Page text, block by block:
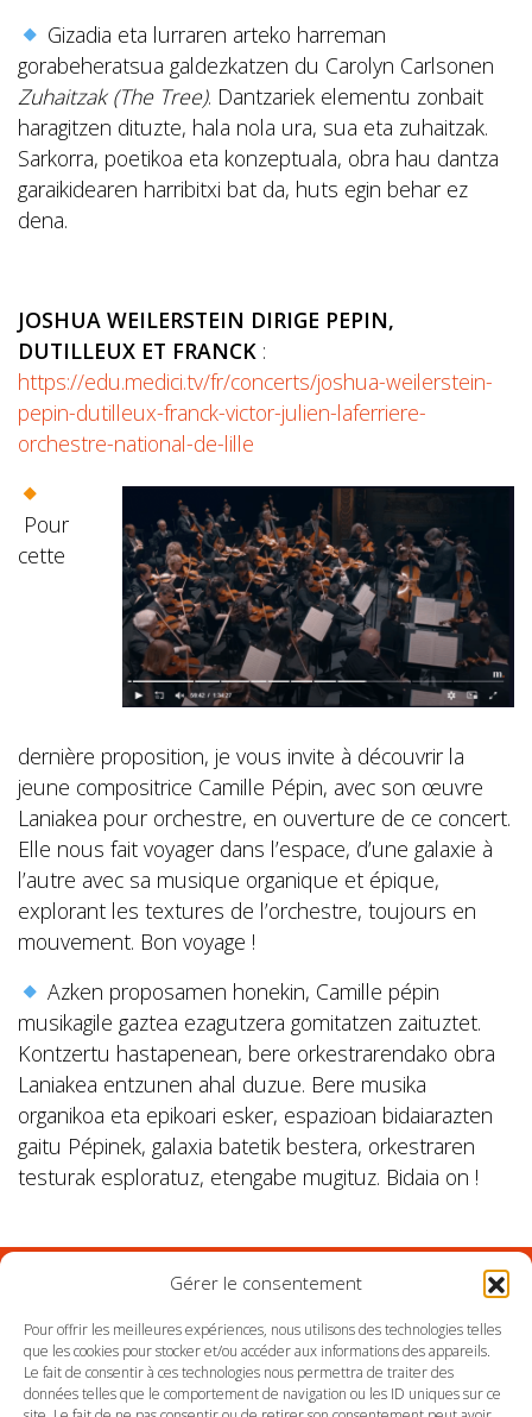
Gérer le consentement
Pour offrir les meilleures expériences, nous utilisons des technologies telles
que les cookies pour stocker et/ou accéder aux informations des appareils.
Le fait de consentir à ces technologies nous permettra de traiter des
données telles que le comportement de navigation ou les ID uniques sur ce
Gizadia eta lurraren arteko harreman
gorabeheratsua galdezkatzen du Carolyn Carlsonen
Zuhaitzak (The Tree). Dantzariek elementu zonbait
haragitzen dituzte, hala nola ura, sua eta zuhaitzak.
Sarkorra, poetikoa eta konzeptuala, obra hau dantza
garaikidearen harribitxi bat da, huts egin behar ez
dena.
JOSHUA WEILERSTEIN DIRIGE PEPIN,
DUTILLEUX ET FRANCK :
https://edu.medici.tv/fr/concerts/joshua-weilerstein-
pepin-dutilleux-franck-victor-julien-laferriere-
orchestre-national-de-lille
Pour
cette
dernière proposition, je vous invite à découvrir la
jeune compositrice Camille Pépin, avec son œuvre
Laniakea pour orchestre, en ouverture de ce concert.
Elle nous fait voyager dans l’espace, d’une galaxie à
l’autre avec sa musique organique et épique,
explorant les textures de l’orchestre, toujours en
mouvement. Bon voyage !
Azken proposamen honekin, Camille pépin
musikagile gaztea ezagutzera gomitatzen zaituztet.
Kontzertu hastapenean, bere orkestrarendako obra
Laniakea entzunen ahal duzue. Bere musika
organikoa eta epikoari esker, espazioan bidaiarazten
gaitu Pépinek, galaxia batetik bestera, orkestraren
testurak esploratuz, etengabe mugituz. Bidaia on !
Suivez le conservatoire du Pays Basque sur les